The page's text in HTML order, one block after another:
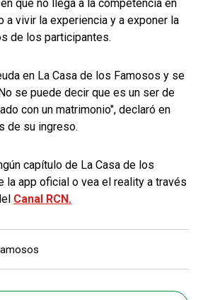
que no llega a la competencia en
a vivir la experiencia y a exponer la
de los participantes.
en La Casa de los Famosos y se
No se puede decir que es un ser de
con un matrimonio", declaró en
de su ingreso.
capítulo de La Casa de los
la app oficial o vea el reality a través
Canal RCN.